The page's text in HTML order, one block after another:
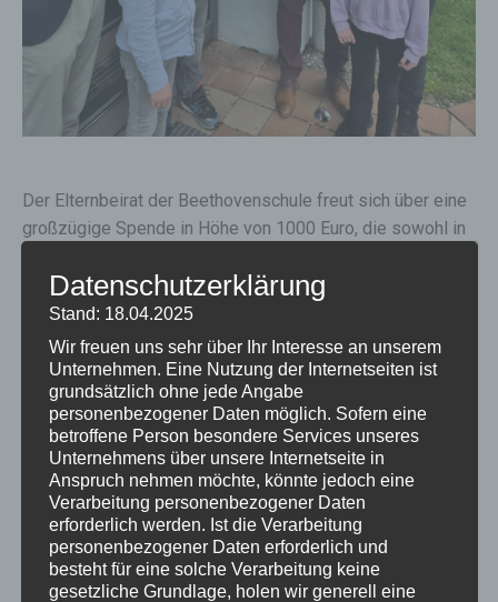
Der Elternbeirat der Beethovenschule freut sich über eine
großzügige Spende in Höhe von 1000 Euro, die sowohl in
einen passenden Wandkasten investiert wurde.
Beides ist nun im Außenbereich neben dem Haupteingang
angebracht. Dadurch ist das Gerät öffentlich zugänglich
und trägt zur Erhöhung der Sicherheit aller Menschen in
der Umgebung bei.
Auch den Schülerinnen und Schülern war es ein großes
Anliegen, sich bei der Anschaffung zu beteiligen. Aus
diesem Grund wurde auch ein Teil der Einnahmen aus dem
letztjährigen Spendenlauf eingebracht.
Datenschutzerklärung
Stand: 18.04.2025
Wir freuen uns sehr über Ihr Interesse an unserem
Unternehmen. Eine Nutzung der Internetseiten ist
grundsätzlich ohne jede Angabe
personenbezogener Daten möglich. Sofern eine
betroffene Person besondere Services unseres
Unternehmens über unsere Internetseite in
Anspruch nehmen möchte, könnte jedoch eine
Verarbeitung personenbezogener Daten
erforderlich werden. Ist die Verarbeitung
personenbezogener Daten erforderlich und
besteht für eine solche Verarbeitung keine
gesetzliche Grundlage, holen wir generell eine